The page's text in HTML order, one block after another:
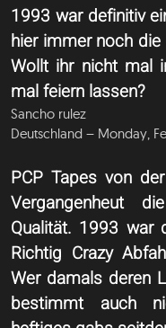
1993 war definitiv
hier immer noch
Wollt ihr nicht mal
mal feiern lassen?
Sancho rulez
Deutschland – Monday,
PCP Tapes von
Vergangenheut
Qualität. 1993 war
Richtig Crazy
Wer damals deren
bestimmt auch